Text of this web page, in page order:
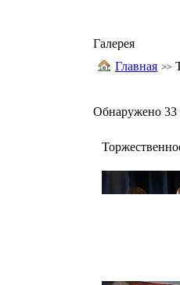
Галерея
Главная
Обнаружено 33